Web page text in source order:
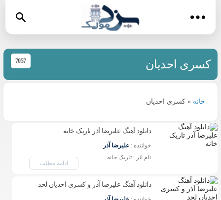
کسری احدیان 7057
خانه » کسری احدیان
دانلود آهنگ علیرضا آذر تاریک خانه
خواننده : علیرضا آذر
نام اثر : تاریک خانه
ادامه مطلب
دانلود آهنگ علیرضا آذر و کسری احدیان لحد